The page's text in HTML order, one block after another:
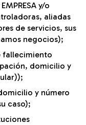
y/o
aliadas
de servicios, sus
negocios);
fallecimiento
domicilio y
y número
caso);